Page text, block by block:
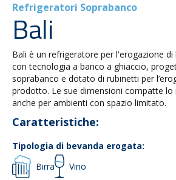
Refrigeratori Soprabanco
Bali
Bali è un refrigeratore per l'erogazione di
con tecnologia a banco a ghiaccio,
soprabanco e dotato di rubinetti per
prodotto. Le sue dimensioni compatte lo
anche per ambienti con spazio limitato.
Caratteristiche:
Tipologia di bevanda erogata:
Birra
Vino